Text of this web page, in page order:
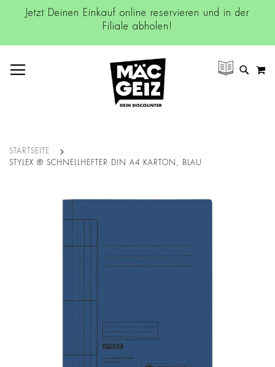
Jetzt Deinen Einkauf online reservieren und in der
Filiale abholen!
SUCHE
STARTSEITE
STYLEX ® SCHNELLHEFTER DIN A4 KARTON, BLAU